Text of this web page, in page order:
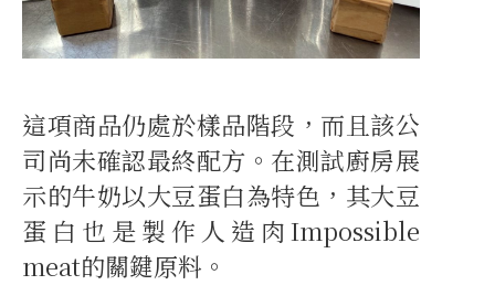
這項商品仍處於樣品階段，而且該公
司尚未確認最終配方。在測試廚房展
示的牛奶以大豆蛋白為特色，其大豆
蛋白也是製作人造肉Impossible
meat的關鍵原料。